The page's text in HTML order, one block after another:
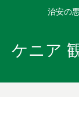
治安の
ケニア